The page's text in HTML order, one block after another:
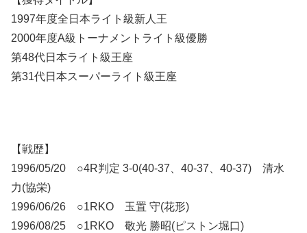
1997年度全日本ライト級新人王
2000年度A級トーナメントライト級優勝
第48代日本ライト級王座
第31代日本スーパーライト級王座
【戦歴】
1996/05/20 ○4R判定 3-0(40-37、40-37、40-37) 清水
力(協栄)
1996/06/26 ○1RKO 玉置 守(花形)
1996/08/25 ○1RKO 敬光 勝昭(ピストン堀口)